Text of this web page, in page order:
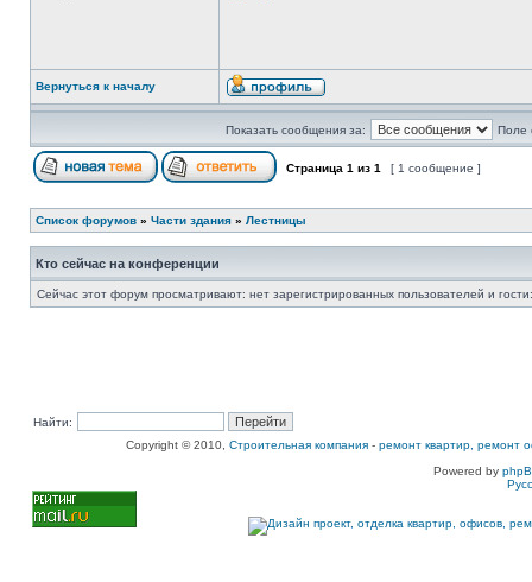
Вернуться к началу
Показать сообщения за: Поле
Страница 1 из 1 [ 1 сообщение ]
Список форумов » Части здания » Лестницы
Кто сейчас на конференции
Сейчас этот форум просматривают: нет зарегистрированных пользователей и
Найти:
Copyright © 2010, Строительная компания - ремонт квартир, ремонт
Powered by